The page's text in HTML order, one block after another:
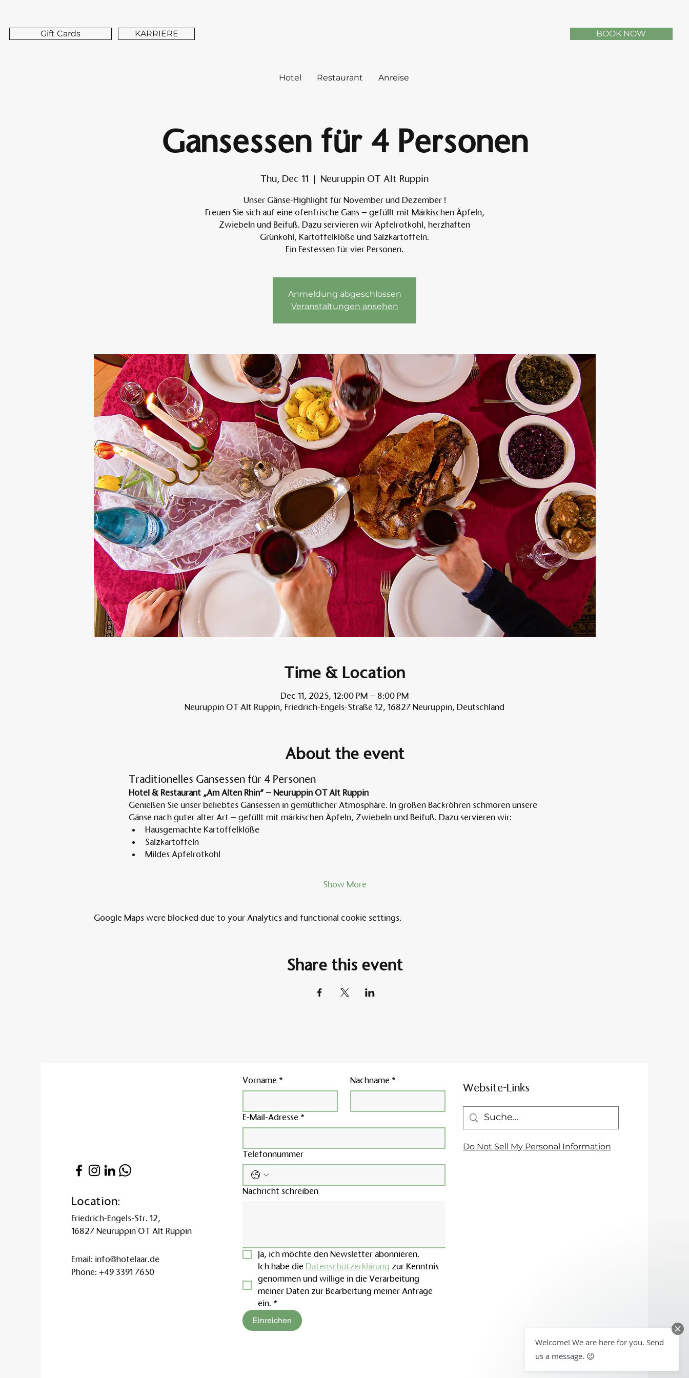
Gift Cards KARRIERE
Am Alten
BOOK NOW
Hotel Restaurant Anreise
Gansessen für 4 Personen
Thu, Dec 11
  |
Neuruppin OT Alt Ruppin
Unser Gänse-Highlight für November und Dezember !
Freuen Sie sich auf eine ofenfrische Gans – gefüllt mit Märkischen Äpfeln,
Zwiebeln und Beifuß. Dazu servieren wir Apfelrotkohl, herzhaften
Grünkohl, Kartoffelklöße und Salzkartoffeln.
Ein Festessen für vier Personen.
Anmeldung abgeschlossen
Veranstaltungen ansehen
Time & Location
Dec 11, 2025, 12:00 PM – 8:00 PM
Neuruppin OT Alt Ruppin, Friedrich-Engels-Straße 12, 16827 Neuruppin, Deutschland
About the event
Traditionelles Gansessen für 4 Personen
Hotel & Restaurant „Am Alten Rhin“ – Neuruppin OT Alt Ruppin
Genießen Sie unser beliebtes Gansessen in gemütlicher Atmosphäre. In großen Backröhren schmoren unsere
Gänse nach guter alter Art – gefüllt mit märkischen Äpfeln, Zwiebeln und Beifuß. Dazu servieren wir:
Hausgemachte Kartoffelklöße
Salzkartoffeln
Mildes Apfelrotkohl
Show More
Google Maps were blocked due to your Analytics and functional cookie settings.
Share this event
Location:
Friedrich-Engels-Str. 12,
16827 Neuruppin OT Alt Ruppin
Email: info@hotelaar.de
Phone: +49 3391 7650
Vorname * Nachname *
E-Mail-Adresse *
Telefonnummer
Nachricht schreiben
Ja, ich möchte den Newsletter abonnieren.
Ich habe die Datenschutzerklärung zur Kenntnis
genommen und willige in die Verarbeitung
meiner Daten zur Bearbeitung meiner Anfrage
ein. *
Einreichen
Website-Links
Do Not Sell My Personal Information
Welcome! We are here for you. Send
us a message. 😉